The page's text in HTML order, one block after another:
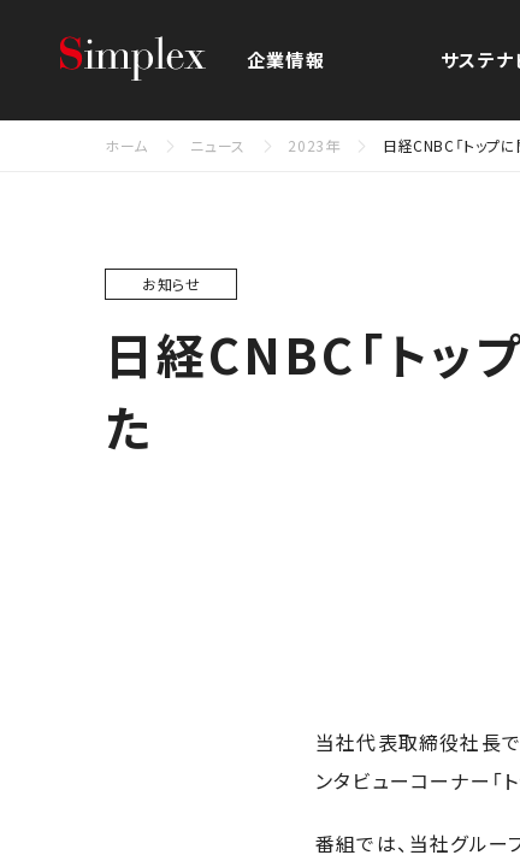
シンプレクス・ホールディングス
企業情報 サステナ
ホーム ニュース 2023年 日経CNBC「トップ
お知らせ
日経CNBC「トッ
た
当社代表取締役社長
ンタビューコーナー「
番組では、当社グル